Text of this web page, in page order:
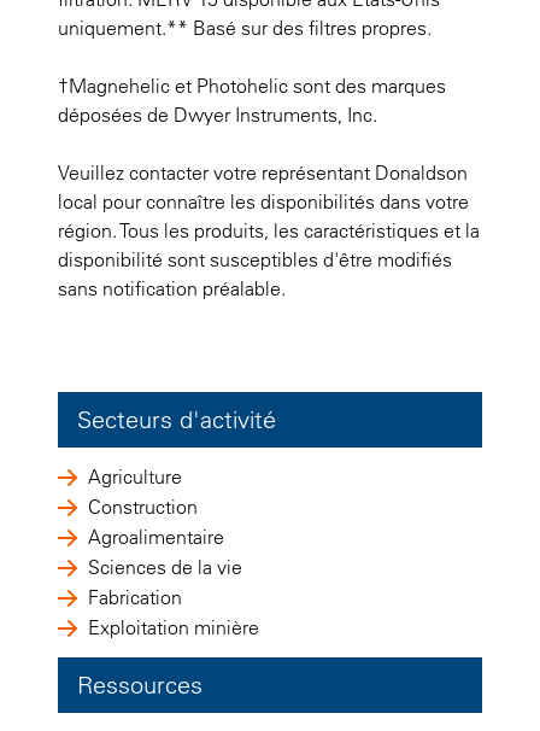
uniquement.** Basé sur des filtres propres.
†Magnehelic et Photohelic sont des marques
déposées de Dwyer Instruments, Inc.
Veuillez contacter votre représentant Donaldson
local pour connaître les disponibilités dans votre
région. Tous les produits, les caractéristiques et la
disponibilité sont susceptibles d'être modifiés
sans notification préalable.
Secteurs d'activité
Agriculture
Construction
Agroalimentaire
Sciences de la vie
Fabrication
Exploitation minière
Ressources